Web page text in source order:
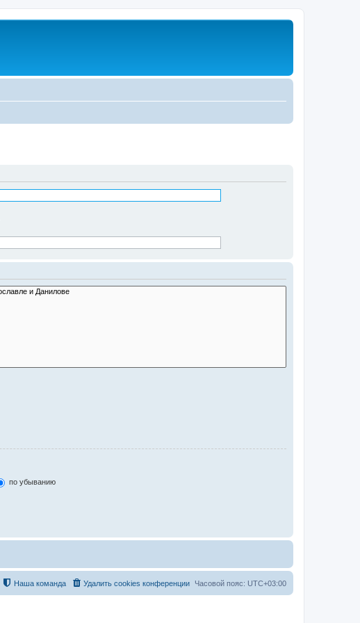
по убыванию
Часовой пояс: UTC+03:00
Удалить cookies конференции
Наша команда